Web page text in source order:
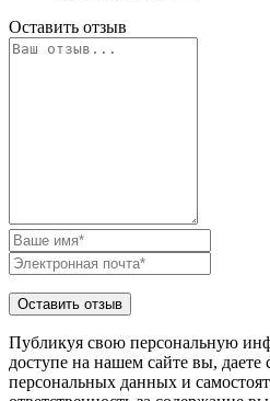
Оставить отзыв
Публикуя свою персональную
доступе на нашем сайте вы, даете
персональных данных и